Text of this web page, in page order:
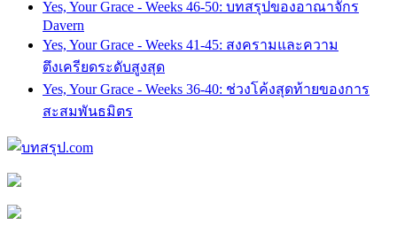
Yes, Your Grace - Weeks 46-50: บทสรุปของอาณาจักร
Davern
Yes, Your Grace - Weeks 41-45: สงครามและความ
ตึงเครียดระดับสูงสุด
Yes, Your Grace - Weeks 36-40: ช่วงโค้งสุดท้ายของการ
สะสมพันธมิตร